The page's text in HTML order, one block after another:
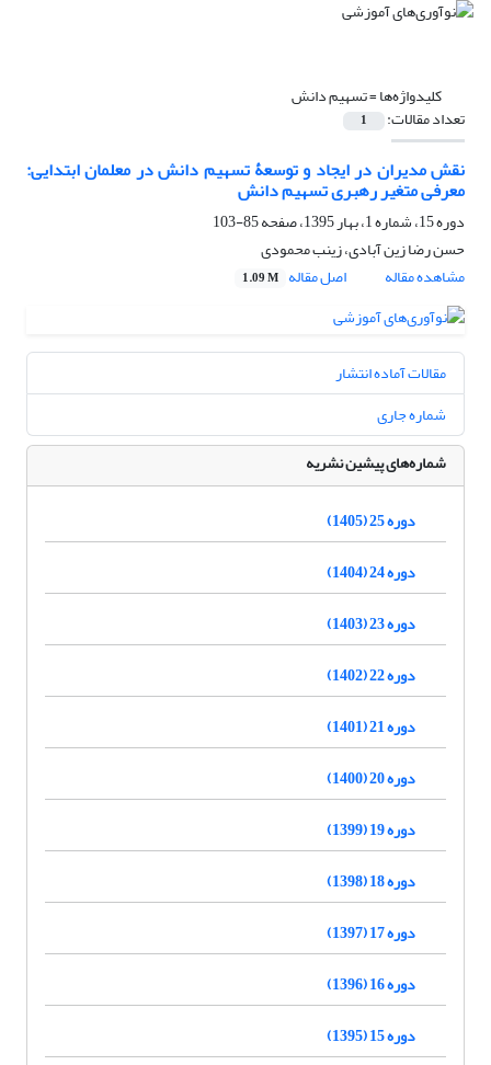
کلیدواژه‌ها =تسهیم دانش
تعداد مقالات: 1
نقش مدیران در ایجاد و توسعۀ تسهیم دانش در معلمان ابتدایی:
معرفی متغیر رهبری تسهیم دانش
دوره 15، شماره 1، بهار 1395، صفحه
85-103
حسن رضا زین آبادی، زینب محمودی
مشاهده مقاله
اصل مقاله 1.09 M
مقالات آماده انتشار
شماره جاری
شماره‌های پیشین نشریه
دوره 25 (1405)
دوره 24 (1404)
دوره 23 (1403)
دوره 22 (1402)
دوره 21 (1401)
دوره 20 (1400)
دوره 19 (1399)
دوره 18 (1398)
دوره 17 (1397)
دوره 16 (1396)
دوره 15 (1395)